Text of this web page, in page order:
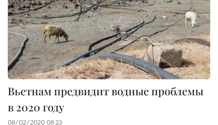
Вьетнам предвидит водные проблемы
в 2020 году
08/02/2020 08:23